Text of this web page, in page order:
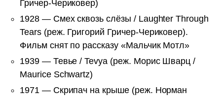
Гричер-Чериковер)
1928 — Смех сквозь слёзы / Laughter Through
Tears (реж. Григорий Гричер-Чериковер).
Фильм снят по рассказу «Мальчик Мотл»
1939 — Тевье / Tevya (реж. Морис Шварц /
Maurice Schwartz)
1971 — Скрипач на крыше (реж. Норман